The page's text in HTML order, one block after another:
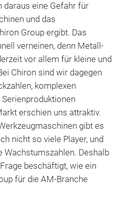
daraus eine Gefahr für
und das
Group ergibt. Das
verneinen, denn Metall-
vor allem für kleine und
Chiron sind wir dagegen
komplexen
erschien uns attraktiv.
gibt es
nicht so viele Player, und
Wachstumszahlen. Deshalb
beschäftigt, wie ein
für die AM-Branche